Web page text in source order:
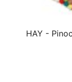
HAY -